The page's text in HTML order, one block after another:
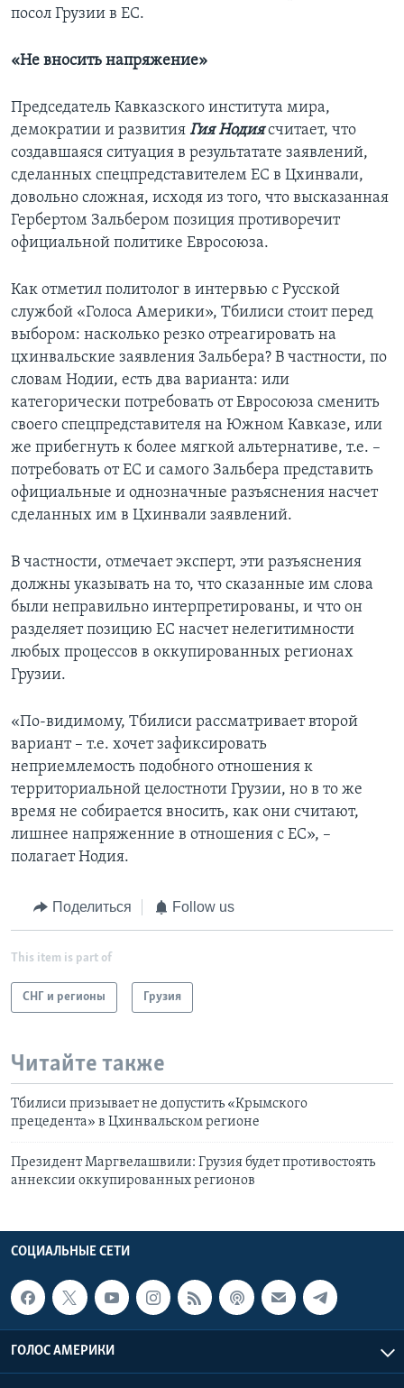
посол Грузии в ЕС.
«Не вносить напряжение»
Председатель Кавказского института мира,
демократии и развития Гия Нодиясчитает, что
создавшаяся ситуация в результатате заявлений,
сделанных спецпредставителем ЕС в Цхинвали,
довольно сложная, исходя из того, что высказанная
Гербертом Зальбером позиция противоречит
официальной политике Евросоюза.
Как отметил политолог в интервью с Русской
службой «Голоса Америки», Тбилиси стоит перед
выбором: насколько резко отреагировать на
цхинвальские заявления Зальбера? В частности, по
словам Нодии, есть два варианта: или
категорически потребовать от Евросоюза сменить
своего спецпредставителя на Южном Кавказе, или
же прибегнуть к более мягкой альтернативе, т.е. –
потребовать от ЕС и самого Зальбера представить
официальные и однозначные разъяснения насчет
сделанных им в Цхинвали заявлений.
В частности, отмечает эксперт, эти разъяснения
должны указывать на то, что сказанные им слова
были неправильно интерпретированы, и что он
разделяет позицию ЕС насчет нелегитимности
любых процессов в оккупированных регионах
Грузии.
«По-видимому, Тбилиси рассматривает второй
вариант – т.е. хочет зафиксировать
неприемлемость подобного отношения к
территориальной целостноти Грузии, но в то же
время не собирается вносить, как они считают,
лишнее напряженние в отношения с ЕС», –
полагает Нодия.
Поделиться Follow us
This item is part of
СНГ и регионы Грузия
Читайте также
Тбилиси призывает не допустить «Крымского
прецедента» в Цхинвальском регионе
Президент Маргвелашвили: Грузия будет противостоять
аннексии оккупированных регионов
СОЦИАЛЬНЫЕ СЕТИ
ГОЛОС АМЕРИКИ